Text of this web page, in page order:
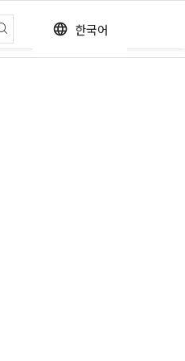
language 한국어